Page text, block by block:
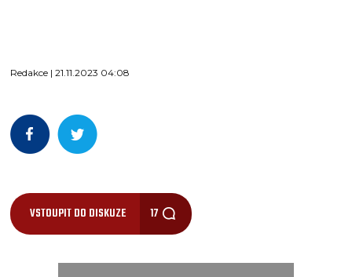
Redakce | 21.11.2023 04:08
VSTOUPIT DO DISKUZE 17